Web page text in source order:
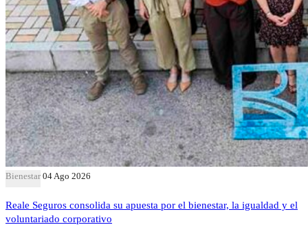
Bienestar 04 Ago 2026
Reale Seguros consolida su apuesta por el bienestar, la igualdad y el
voluntariado corporativo